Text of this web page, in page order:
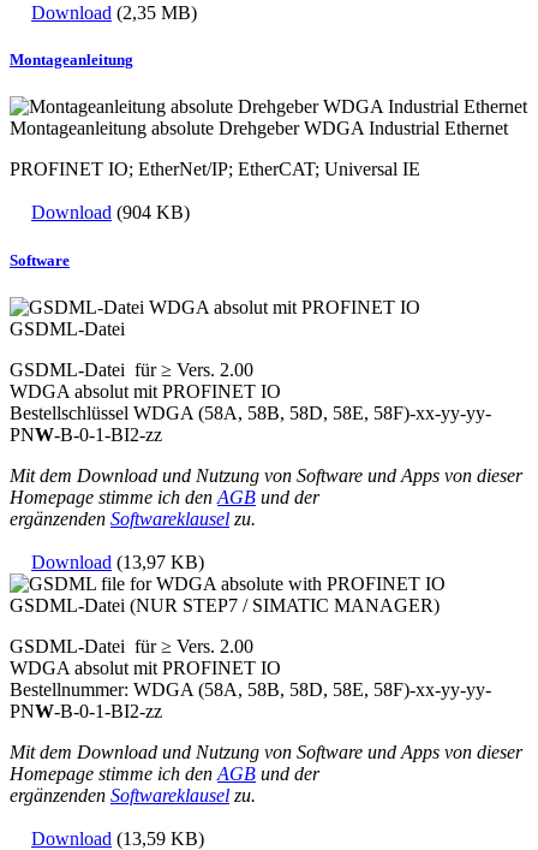
Download (2,35 MB)
Montageanleitung
Montageanleitung absolute Drehgeber WDGA Industrial Ethernet
PROFINET IO; EtherNet/IP; EtherCAT; Universal IE
Download (904 KB)
Software
GSDML-Datei
GSDML-Datei für ≥ Vers. 2.00
WDGA absolut mit PROFINET IO
Bestellschlüssel WDGA (58A, 58B, 58D, 58E, 58F)-xx-yy-yy-
PNW-B-0-1-BI2-zz
Mit dem Download und Nutzung von Software und Apps von dieser
Homepage stimme ich den AGB und der
ergänzenden Softwareklausel zu.
Download (13,97 KB)
GSDML-Datei (NUR STEP7 / SIMATIC MANAGER)
GSDML-Datei für ≥ Vers. 2.00
WDGA absolut mit PROFINET IO
Bestellnummer: WDGA (58A, 58B, 58D, 58E, 58F)-xx-yy-yy-
PNW-B-0-1-BI2-zz
Mit dem Download und Nutzung von Software und Apps von dieser
Homepage stimme ich den AGB und der
ergänzenden Softwareklausel zu.
Download (13,59 KB)